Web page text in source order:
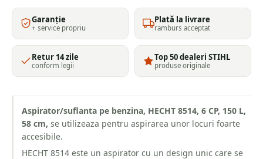
Aspirator/suflanta pe benzina, HECHT 8514, 6 CP, 150 L,
58 cm, se utilizeaza pentru aspirarea unor locuri foarte
accesibile.
HECHT 8514 este un aspirator cu un design unic care se
Cm
Garanție
+ service propriu
Plată la livrare
ramburs acceptat
Retur 14 zile
conform legii
Top 50 dealeri STIHL
produse originale